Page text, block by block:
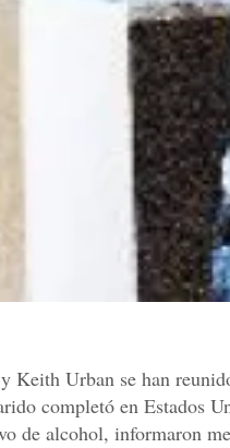
Keith Urban se han
completó en Estados
de alcohol, informaron